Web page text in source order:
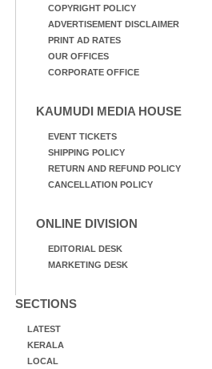
COPYRIGHT POLICY
ADVERTISEMENT DISCLAIMER
PRINT AD RATES
OUR OFFICES
CORPORATE OFFICE
KAUMUDI MEDIA HOUSE
EVENT TICKETS
SHIPPING POLICY
RETURN AND REFUND POLICY
CANCELLATION POLICY
ONLINE DIVISION
EDITORIAL DESK
MARKETING DESK
SECTIONS
LATEST
KERALA
LOCAL